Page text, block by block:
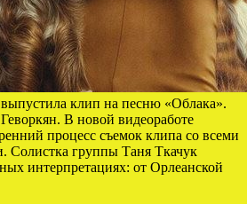
клип на песню «Облака».
В новой видеоработе
процесс съемок клипа со всеми
Солистка группы Таня Ткачук
интерпретациях: от Орлеанской